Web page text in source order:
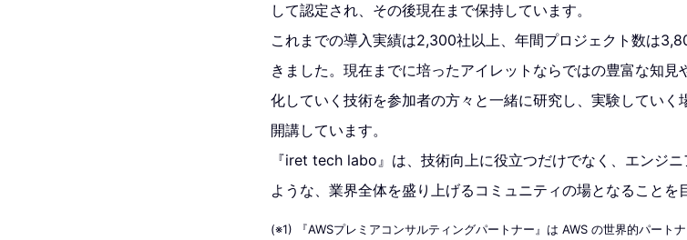
して認定され、その後現在まで保持しています。
これまでの導入実績は2,300社以上、年間プロジェクト数は
きました。現在までに培ったアイレットならではの豊富な知
化していく技術を参加者の方々と一緒に研究し、実験してい
開講しています。
『iret tech labo』は、技術向上に役立つだけでなく、エンジ
ような、業界全体を盛り上げるコミュニティの場となることを
(※1) 『AWSプレミアコンサルティングパートナー』は AWS の世界的パート